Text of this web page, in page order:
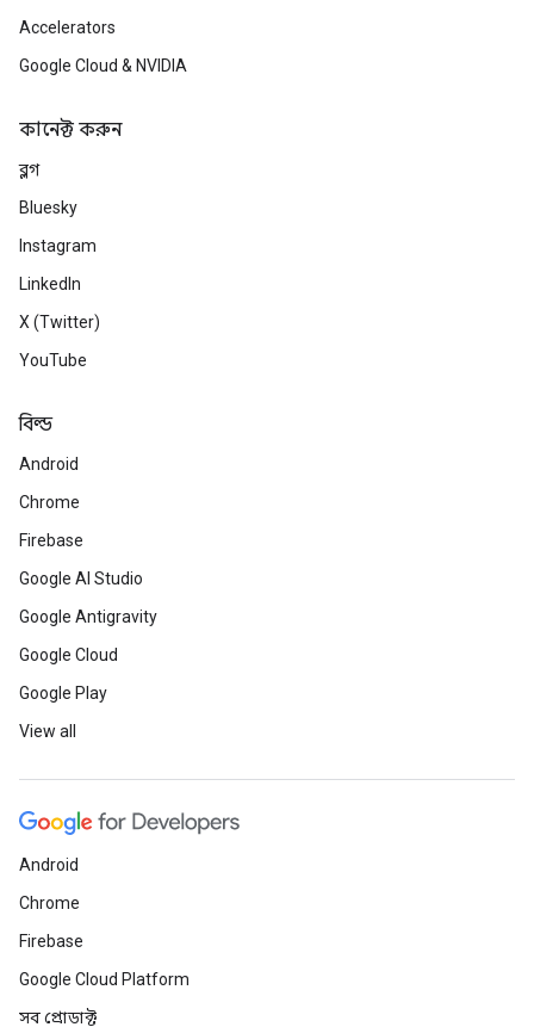
Accelerators
Google Cloud & NVIDIA
কানেক্ট করুন
ব্লগ
Bluesky
Instagram
LinkedIn
X (Twitter)
YouTube
বিল্ড
Android
Chrome
Firebase
Google AI Studio
Google Antigravity
Google Cloud
Google Play
View all
Android
Chrome
Firebase
Google Cloud Platform
সব প্রোডাক্ট